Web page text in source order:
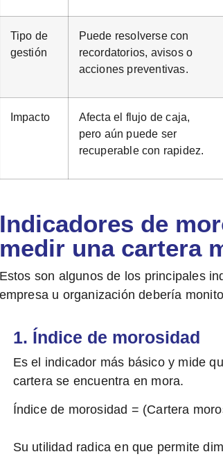
Tipo de
gestión
Puede resolverse con
recordatorios, avisos o
acciones preventivas.
Impacto
Afecta el flujo de caja,
pero aún puede ser
recuperable con rapidez.
Indicadores de
medir una cartera
Estos son algunos de los principales
empresa u organización debería
1. Índice de morosidad
Es el indicador más básico y mide
cartera se encuentra en mora.
Índice de morosidad = (Cartera
Su utilidad radica en que permite